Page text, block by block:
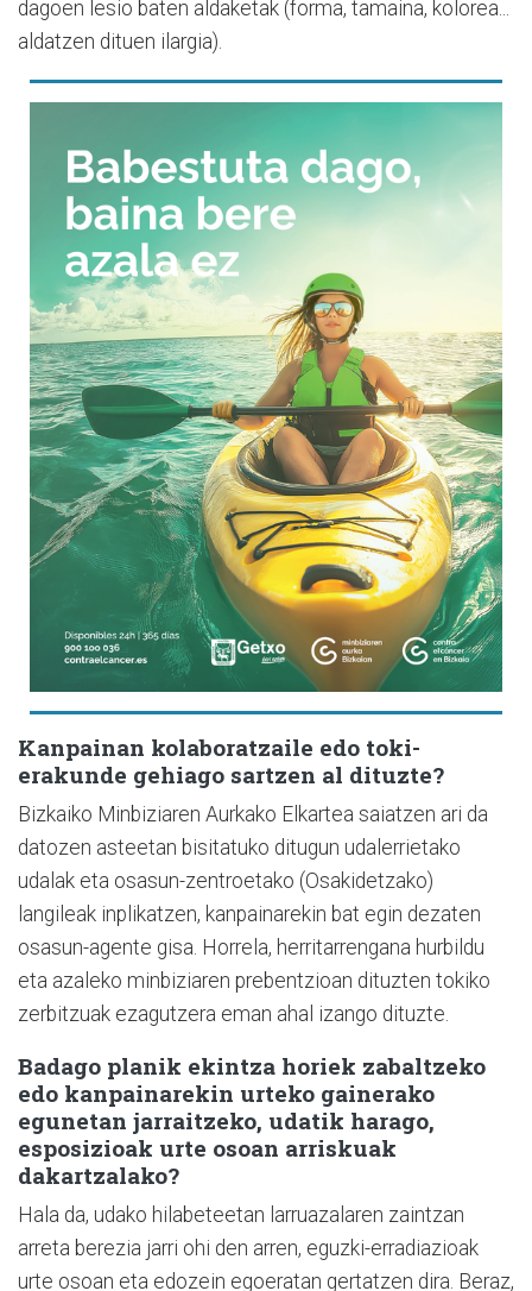
dagoen lesio baten aldaketak (forma, tamaina, kolorea...
aldatzen dituen ilargia).
Kanpainan kolaboratzaile edo toki-
erakunde gehiago sartzen al dituzte?
Bizkaiko Minbiziaren Aurkako Elkartea saiatzen ari da
datozen asteetan bisitatuko ditugun udalerrietako
udalak eta osasun-zentroetako (Osakidetzako)
langileak inplikatzen, kanpainarekin bat egin dezaten
osasun-agente gisa. Horrela, herritarrengana hurbildu
eta azaleko minbiziaren prebentzioan dituzten tokiko
zerbitzuak ezagutzera eman ahal izango dituzte.
Badago planik ekintza horiek zabaltzeko
edo kanpainarekin urteko gainerako
egunetan jarraitzeko, udatik harago,
esposizioak urte osoan arriskuak
dakartzalako?
Hala da, udako hilabeteetan larruazalaren zaintzan
arreta berezia jarri ohi den arren, eguzki-erradiazioak
urte osoan eta edozein egoeratan gertatzen dira. Beraz,